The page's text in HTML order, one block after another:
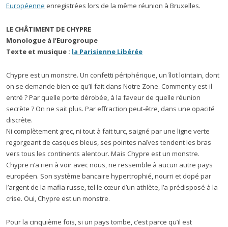
Européenne enregistrées lors de la même réunion à Bruxelles.
LE CHÂTIMENT DE CHYPRE
Monologue à l’Eurogroupe
Texte et musique : la Parisienne Libérée
Chypre est un monstre. Un confetti périphérique, un îlot lointain, dont
on se demande bien ce qu’il fait dans Notre Zone. Comment y est-il
entré ? Par quelle porte dérobée, à la faveur de quelle réunion
secrète ? On ne sait plus. Par effraction peut-être, dans une opacité
discrète.
Ni complètement grec, ni tout à fait turc, saigné par une ligne verte
regorgeant de casques bleus, ses pointes naïves tendent les bras
vers tous les continents alentour. Mais Chypre est un monstre.
Chypre n’a rien à voir avec nous, ne ressemble à aucun autre pays
européen. Son système bancaire hypertrophié, nourri et dopé par
l’argent de la mafia russe, tel le cœur d’un athlète, l’a prédisposé à la
crise. Oui, Chypre est un monstre.
Pour la cinquième fois, si un pays tombe, c’est parce qu’il est